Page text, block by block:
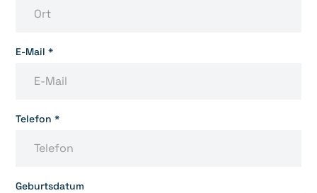
E-Mail *
Telefon *
Geburtsdatum